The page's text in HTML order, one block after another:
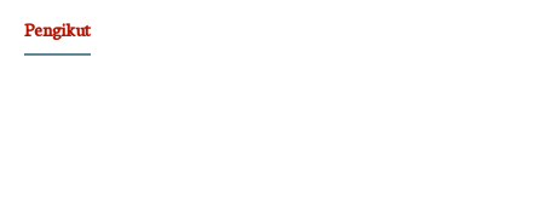
Pengikut